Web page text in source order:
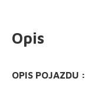
Opis
OPIS POJAZDU :